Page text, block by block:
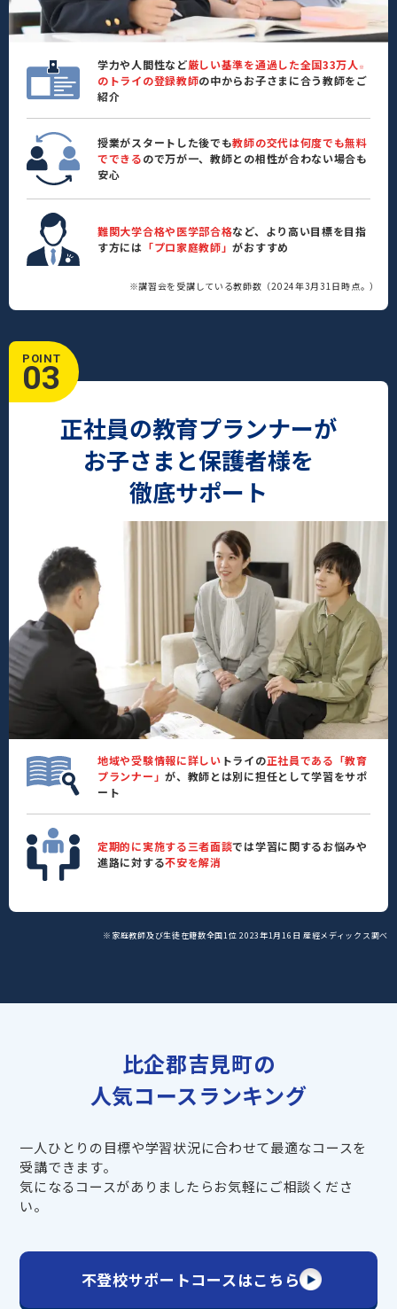
学力や人間性など厳しい基準を通過した全国33万人 ※
のトライの登録教師の中からお子さまに合う教師をご
紹介
授業がスタートした後でも教師の交代は何度でも無料
でできるので万が一、教師との相性が合わない場合も
安心
難関大学合格や医学部合格など、より高い目標を目指
す方には 「プロ家庭教師」がおすすめ
※講習会を受講している教師数（2024年3月31日時点。）
POINT
03
正社員の教育プランナーが
お子さまと保護者様を
徹底サポート
地域や受験情報に詳しい トライの正社員である「教育
プランナー」が、教師とは別に担任として学習をサポ
ート
定期的に実施する三者面談では学習に関するお悩みや
進路に対する不安を解消
※家庭教師及び生徒在籍数全国1位 2023年1月16日 産經メディックス調べ
比企郡吉見町の
人気コースランキング
一人ひとりの目標や学習状況に合わせて最適なコースを
受講できます。
気になるコースがありましたらお気軽にご相談くださ
い。
不登校サポートコースはこちら